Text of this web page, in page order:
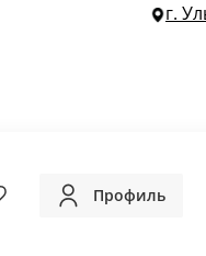
г.
Профиль